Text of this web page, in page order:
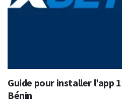
Guide pour installer l’app
Bénin